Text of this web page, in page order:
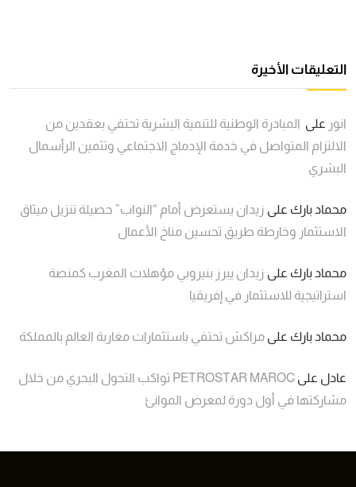
التعليقات الأخيرة
انور على المبادرة الوطنية للتنمية البشرية تحتفي بعقدين من
الالتزام المتواصل في خدمة الإدماج الاجتماعي وتثمين الرأسمال
البشري
محماد بارك على زيدان يستعرض أمام “النواب” حصيلة تنزيل ميثاق
الاستثمار وخارطة طريق تحسين مناخ الأعمال
محماد بارك على زيدان يبرز بنيروبي مؤهلات المغرب كمنصة
استراتيجية للاستثمار في إفريقيا
محماد بارك على مراكش تحتفي باستثمارات مغاربة العالم بالمملكة
عادل على
PETROSTAR MAROC تواكب التحول البحري من خلال
مشاركتها في أول دورة لمعرض الموانئ